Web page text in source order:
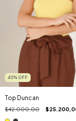
40% OFF
Top Duncan
$42.000,00